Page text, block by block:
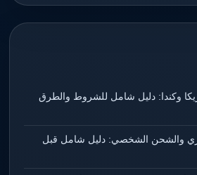
وكندا: دليل شامل للشروط والطرق
والشحن الشخصي: دليل شامل قبل